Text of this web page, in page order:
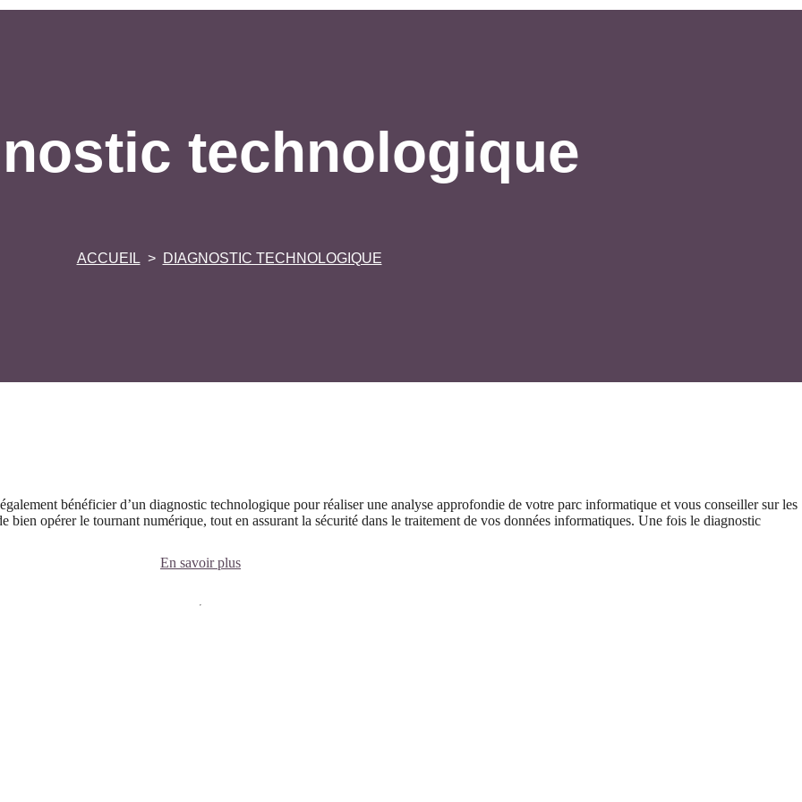
technologique
ACCUEIL DIAGNOSTIC TECHNOLOGIQUE
bénéficier d’un diagnostic technologique pour réaliser une analyse approfondie de votre parc informatique et vous conseiller sur les
bien opérer le tournant numérique, tout en assurant la sécurité dans le traitement de vos données informatiques. Une fois le diagnostic
En savoir plus